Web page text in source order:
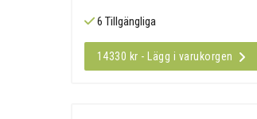
6 Tillgängliga
14330 kr - Lägg i varukorgen